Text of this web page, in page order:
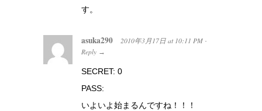
す。
asuka290 2010年3月17日 at 10:11 PM ·
Reply →
SECRET: 0
PASS:
いよいよ始まるんですね！！！